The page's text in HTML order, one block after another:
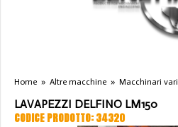
Home » Altre macchine » Macchinari vari
LAVAPEZZI DELFINO LM150
CODICE PRODOTTO: 34320